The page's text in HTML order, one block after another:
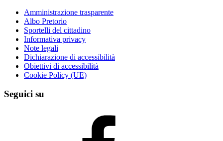
Amministrazione trasparente
Albo Pretorio
Sportelli del cittadino
Informativa privacy
Note legali
Dichiarazione di accessibilità
Obiettivi di accessibilità
Cookie Policy (UE)
Seguici su